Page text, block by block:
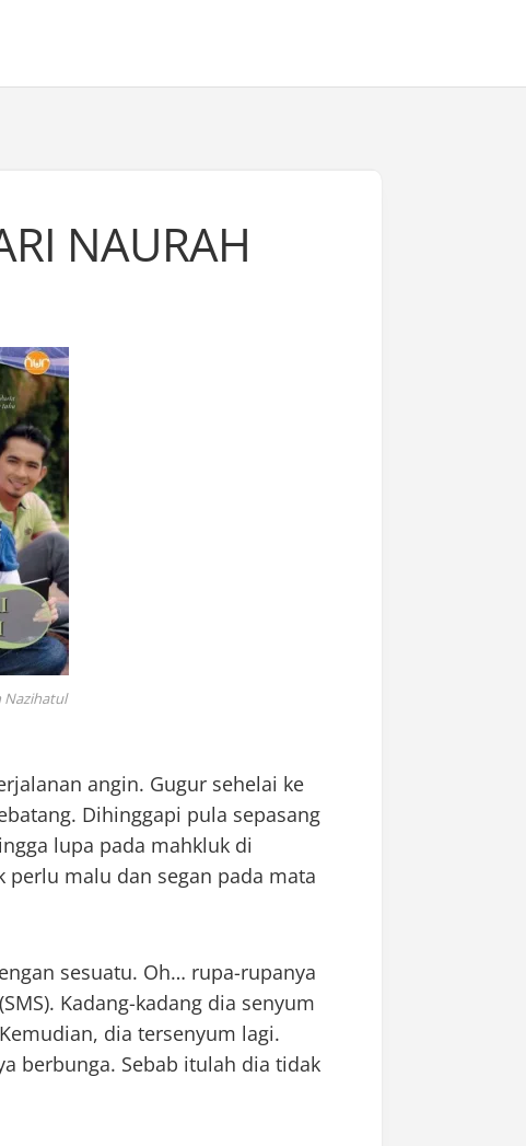
NAURAH
Nazihatul
angin. Gugur sehelai ke
Dihinggapi pula sepasang
lupa pada mahkluk di
malu dan segan pada mata
sesuatu. Oh… rupa-rupanya
Kadang-kadang dia senyum
dia tersenyum lagi.
berbunga. Sebab itulah dia tidak